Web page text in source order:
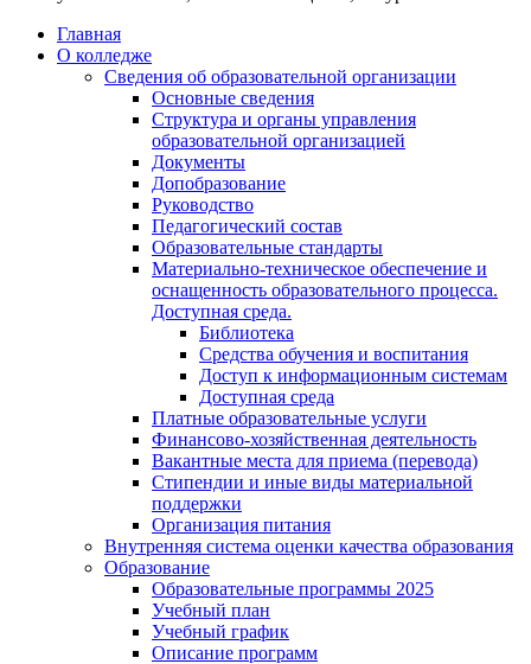
Главная
О колледже
Сведения об образовательной организации
Основные сведения
Структура и органы управления
образовательной организацией
Документы
Допобразование
Руководство
Педагогический состав
Образовательные стандарты
Материально-техническое обеспечение и
оснащенность образовательного процесса.
Доступная среда.
Библиотека
Средства обучения и воспитания
Доступ к информационным системам
Доступная среда
Платные образовательные услуги
Финансово-хозяйственная деятельность
Вакантные места для приема (перевода)
Стипендии и иные виды материальной
поддержки
Организация питания
Внутренняя система оценки качества образования
Образование
Образовательные программы 2025
Учебный план
Учебный график
Описание программ